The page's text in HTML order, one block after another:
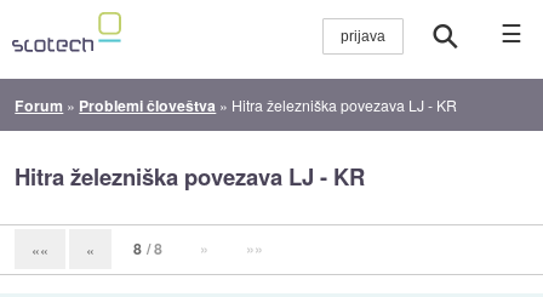
☰
Forum » Problemi človeštva » Hitra železniška povezava LJ - KR
Hitra železniška povezava LJ - KR
«« « 8 / 8 » »»